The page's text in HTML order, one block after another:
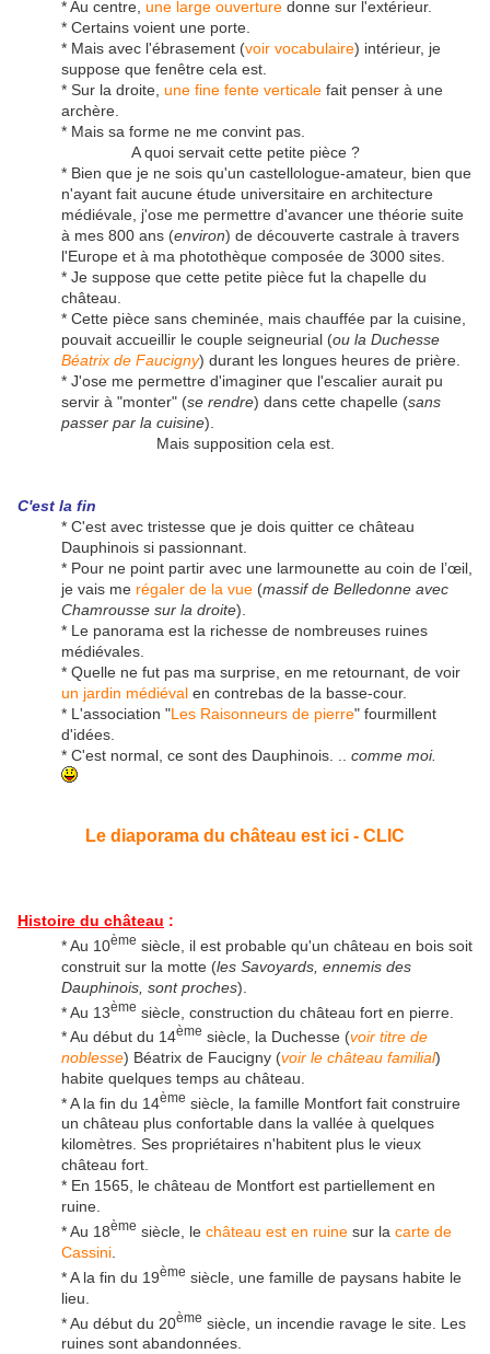
* Au centre, une large ouverture donne sur l'extérieur.
* Certains voient une porte.
* Mais avec l'ébrasement (voir vocabulaire) intérieur, je
suppose que fenêtre cela est.
* Sur la droite, une fine fente verticale fait penser à une
archère.
* Mais sa forme ne me convint pas.
A quoi servait cette petite pièce ?
* Bien que je ne sois qu'un castellologue-amateur, bien que
n'ayant fait aucune étude universitaire en architecture
médiévale, j'ose me permettre d'avancer une théorie suite
à mes 800 ans (environ) de découverte castrale à travers
l'Europe et à ma photothèque composée de 3000 sites.
* Je suppose que cette petite pièce fut la chapelle du
château.
* Cette pièce sans cheminée, mais chauffée par la cuisine,
pouvait accueillir le couple seigneurial (ou la Duchesse
Béatrix de Faucigny) durant les longues heures de prière.
* J'ose me permettre d'imaginer que l'escalier aurait pu
servir à "monter" (se rendre) dans cette chapelle (sans
passer par la cuisine).
Mais supposition cela est.
C'est la fin
* C'est avec tristesse que je dois quitter ce château
Dauphinois si passionnant.
* Pour ne point partir avec une larmounette au coin de l’œil,
je vais me régaler de la vue (massif de Belledonne avec
Chamrousse sur la droite).
* Le panorama est la richesse de nombreuses ruines
médiévales.
* Quelle ne fut pas ma surprise, en me retournant, de voir
un jardin médiéval en contrebas de la basse-cour.
* L'association "Les Raisonneurs de pierre" fourmillent
d'idées.
* C'est normal, ce sont des Dauphinois. .. comme moi.
Le diaporama du château est ici - CLIC
Histoire du château :
* Au 10ème siècle, il est probable qu'un château en bois soit
construit sur la motte (les Savoyards, ennemis des
Dauphinois, sont proches).
* Au 13ème siècle, construction du château fort en pierre.
* Au début du 14ème siècle, la Duchesse (voir titre de
noblesse) Béatrix de Faucigny (voir le château familial)
habite quelques temps au château.
* A la fin du 14ème siècle, la famille Montfort fait construire
un château plus confortable dans la vallée à quelques
kilomètres. Ses propriétaires n'habitent plus le vieux
château fort.
* En 1565, le château de Montfort est partiellement en
ruine.
* Au 18ème siècle, le château est en ruine sur la carte de
Cassini
* A la fin du 19ème siècle, une famille de paysans habite le
lieu.
* Au début du 20ème siècle, un incendie ravage le site. Les
ruines sont abandonnées.